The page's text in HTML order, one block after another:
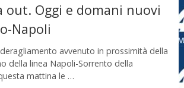
out. Oggi e domani nuovi
Napoli
avvenuto in prossimità della
della linea Napoli-Sorrento della
mattina le …